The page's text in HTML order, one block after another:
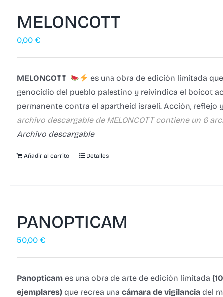
MELONCOTT
0,00 €
MELONCOTT
es una obra de edición limitada
genocidio del pueblo palestino y reivindica el boicot
permanente contra el apartheid israelí. Acción, reflejo
archivo descargable de MELONCOTT contiene un 6
Archivo descargable
Añadir al carrito Detalles
PANOPTICAM
50,00 €
Panopticam es una obra de arte de edición limitada
ejemplares) que recrea una cámara de vigilancia del